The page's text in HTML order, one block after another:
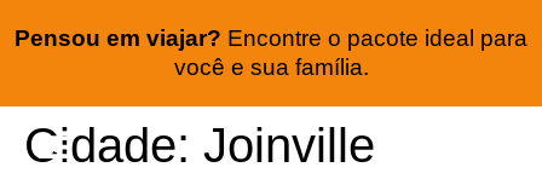
Pensou em viajar? Encontre o pacote ideal para
você e sua família.
Cidade: Joinville